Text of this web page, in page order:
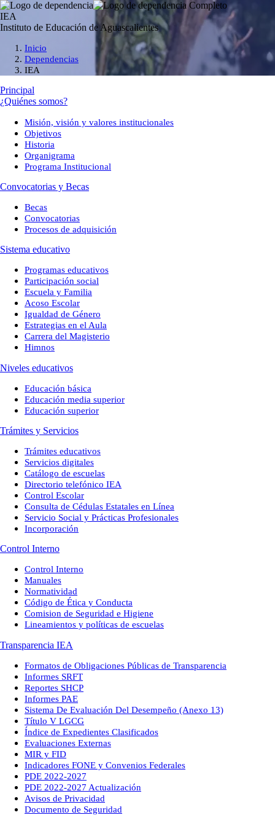
IEA
Instituto de Educación de Aguascalientes
Inicio
Dependencias
IEA
Principal
¿Quiénes somos?
Misión, visión y valores institucionales
Objetivos
Historia
Organigrama
Programa Institucional
Convocatorias y Becas
Becas
Convocatorias
Procesos de adquisición
Sistema educativo
Programas educativos
Participación social
Escuela y Familia
Acoso Escolar
Igualdad de Género
Estrategias en el Aula
Carrera del Magisterio
Himnos
Niveles educativos
Educación básica
Educación media superior
Educación superior
Trámites y Servicios
Trámites educativos
Servicios digitales
Catálogo de escuelas
Directorio telefónico IEA
Control Escolar
Consulta de Cédulas Estatales en Línea
Servicio Social y Prácticas Profesionales
Incorporación
Control Interno
Control Interno
Manuales
Normatividad
Código de Ética y Conducta
Comision de Seguridad e Higiene
Lineamientos y políticas de escuelas
Transparencia IEA
Formatos de Obligaciones Públicas de Transparencia
Informes SRFT
Reportes SHCP
Informes PAE
Sistema De Evaluación Del Desempeño (Anexo 13)
Título V LGCG
Índice de Expedientes Clasificados
Evaluaciones Externas
MIR y FID
Indicadores FONE y Convenios Federales
PDE 2022-2027
PDE 2022-2027 Actualización
Avisos de Privacidad
Documento de Seguridad